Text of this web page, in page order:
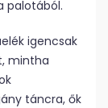
palotából.
igencsak
mintha
táncra, ők